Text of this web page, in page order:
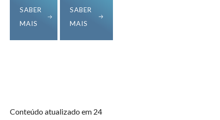
SABER
MAIS
SABER
MAIS
Conteúdo atualizado em 24